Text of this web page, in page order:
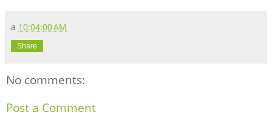
a 10:04:00 AM
Share
No comments:
Post a Comment